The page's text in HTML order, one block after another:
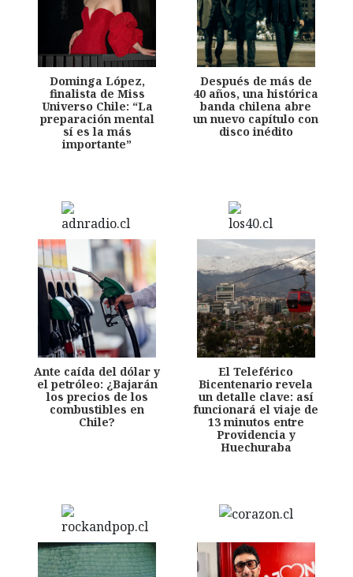
Dominga López,
finalista de Miss
Universo Chile: “La
preparación mental
sí es la más
importante”
Después de más de
40 años, una histórica
banda chilena abre
un nuevo capítulo con
disco inédito
Ante caída del dólar y
el petróleo: ¿Bajarán
los precios de los
combustibles en
Chile?
El Teleférico
Bicentenario revela
un detalle clave: así
funcionará el viaje de
13 minutos entre
Providencia y
Huechuraba